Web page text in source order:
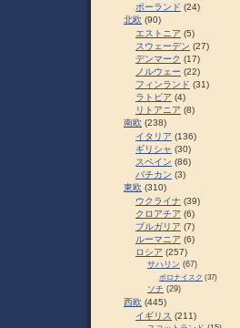
ポーランド (24)
北欧 (90)
エストニア (5)
スウェーデン (27)
デンマーク (17)
ノルウェー (22)
フィンランド (31)
ラトビア (4)
リトアニア (8)
南欧 (238)
イタリア (136)
ギリシャ (30)
スペイン (86)
バチカン (3)
東欧 (310)
ウクライナ (39)
クロアチア (6)
ブルガリア (7)
ルーマニア (6)
ロシア (257)
サハリン (67)
ポロナイスク (37)
ソチ (29)
西欧 (445)
イギリス (211)